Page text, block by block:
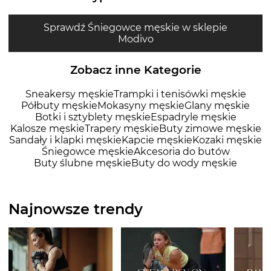
Sprawdź Śniegowce męskie w sklepie
Modivo
Zobacz inne Kategorie
Sneakersy męskieTrampki i tenisówki męskie
Półbuty męskie Mokasyny męskieGlany męskie
Botki i sztyblety męskie Espadryle męskie
Kalosze męskieTrapery męskie Buty zimowe męskie
Sandały i klapki męskie Kapcie męskie Kozaki męskie
Śniegowce męskieAkcesoria do butów
Buty ślubne męskie Buty do wody męskie
Najnowsze trendy